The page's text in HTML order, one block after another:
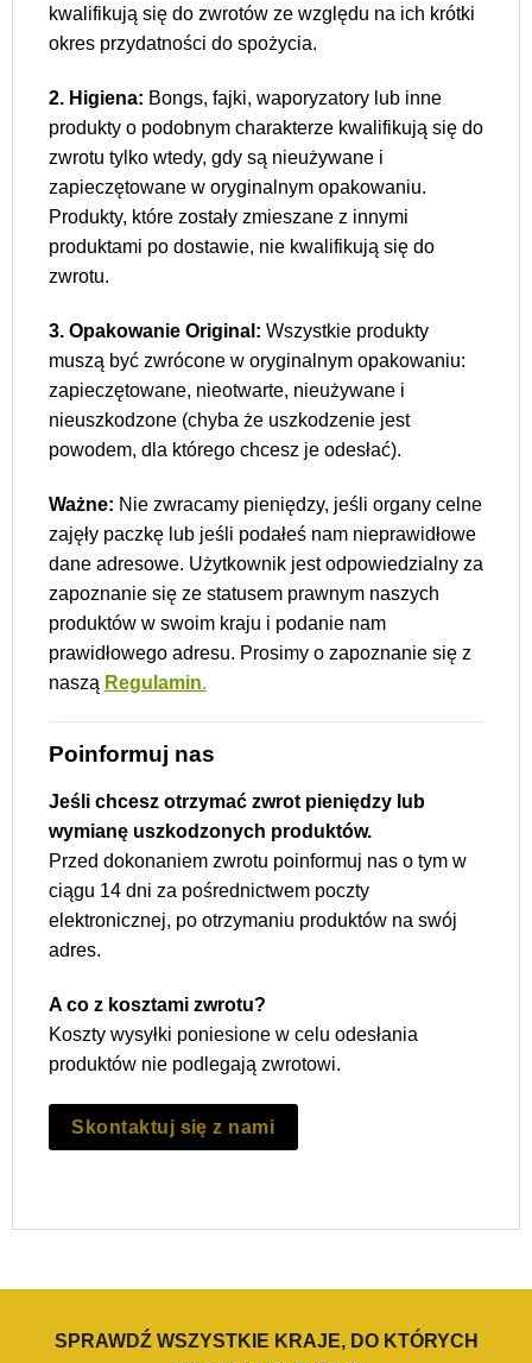
kwalifikują się do zwrotów ze względu na ich krótki
okres przydatności do spożycia.
2. Higiena: Bongs, fajki, waporyzatory lub inne
produkty o podobnym charakterze kwalifikują się do
zwrotu tylko wtedy, gdy są nieużywane i
zapieczętowane w oryginalnym opakowaniu.
Produkty, które zostały zmieszane z innymi
produktami po dostawie, nie kwalifikują się do
zwrotu.
3. Opakowanie Original: Wszystkie produkty
muszą być zwrócone w oryginalnym opakowaniu:
zapieczętowane, nieotwarte, nieużywane i
nieuszkodzone (chyba że uszkodzenie jest
powodem, dla którego chcesz je odesłać).
Ważne: Nie zwracamy pieniędzy, jeśli organy celne
zajęły paczkę lub jeśli podałeś nam nieprawidłowe
dane adresowe. Użytkownik jest odpowiedzialny za
zapoznanie się ze statusem prawnym naszych
produktów w swoim kraju i podanie nam
prawidłowego adresu. Prosimy o zapoznanie się z
naszą Regulamin.
Poinformuj nas
Jeśli chcesz otrzymać zwrot pieniędzy lub
wymianę uszkodzonych produktów.
Przed dokonaniem zwrotu poinformuj nas o tym w
ciągu 14 dni za pośrednictwem poczty
elektronicznej, po otrzymaniu produktów na swój
adres.
A co z kosztami zwrotu?
Koszty wysyłki poniesione w celu odesłania
produktów nie podlegają zwrotowi.
Skontaktuj się z nami
SPRAWDŹ WSZYSTKIE KRAJE, DO KTÓRYCH